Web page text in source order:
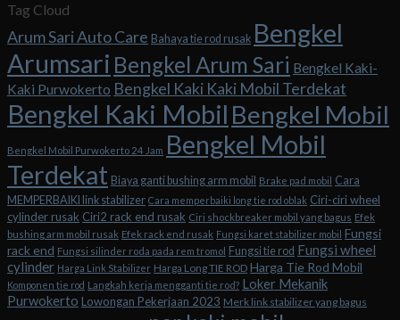
Tag Cloud
Arum Sari Auto Care Bahaya tie rod rusak Bengkel
Arumsari Bengkel Arum Sari Bengkel Kaki-
Kaki Purwokerto Bengkel Kaki Kaki Mobil Terdekat
Bengkel Kaki Mobil Bengkel Mobil
Bengkel Mobil Purwokerto 24 Jam Bengkel Mobil
Terdekat Biaya ganti bushing arm mobil Brake pad mobil
Cara
MEMPERBAIKI link stabilizer Cara memperbaiki long tie rod oblak Ciri-ciri wheel
cylinder rusak Ciri2 rack end rusak Ciri shockbreaker mobil yang bagus Efek
bushing arm mobil rusak Efek rack end rusak Fungsi karet stabilizer mobil Fungsi
rack end Fungsi silinder roda pada rem tromol Fungsi tie rod Fungsi wheel
cylinder Harga Link Stabilizer Harga Long TIE ROD Harga Tie Rod Mobil
Komponen tie rod Langkah kerja mengganti tie rod? Loker Mekanik
Purwokerto Lowongan Pekerjaan 2023 Merk link stabilizer yang bagus